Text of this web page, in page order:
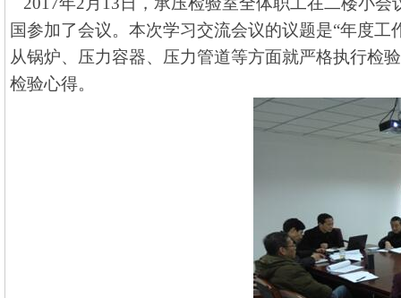
国参加了会议。 本次学习交流会议的议题是“年度工
从锅炉、压力容器、压力管道等方面就严格执行检
检验心得。